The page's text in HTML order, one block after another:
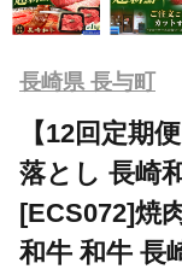
長崎県 長与町
【12回定期
落とし 長崎
[ECS072]焼
和牛 和牛 長